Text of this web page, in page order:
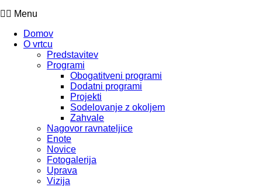
Menu
Domov
O vrtcu
Predstavitev
Programi
Obogatitveni programi
Dodatni programi
Projekti
Sodelovanje z okoljem
Zahvale
Nagovor ravnateljice
Enote
Novice
Fotogalerija
Uprava
Vizija